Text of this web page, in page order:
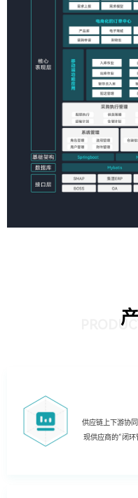
供应链上下游协
现供应商的“闭环